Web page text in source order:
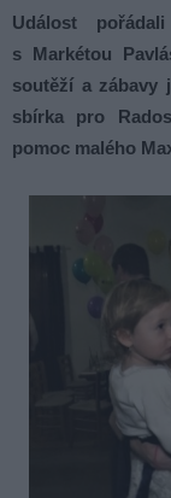
Událost
s Markétou
soutěží a zábavy
sbírka pro
pomoc malého